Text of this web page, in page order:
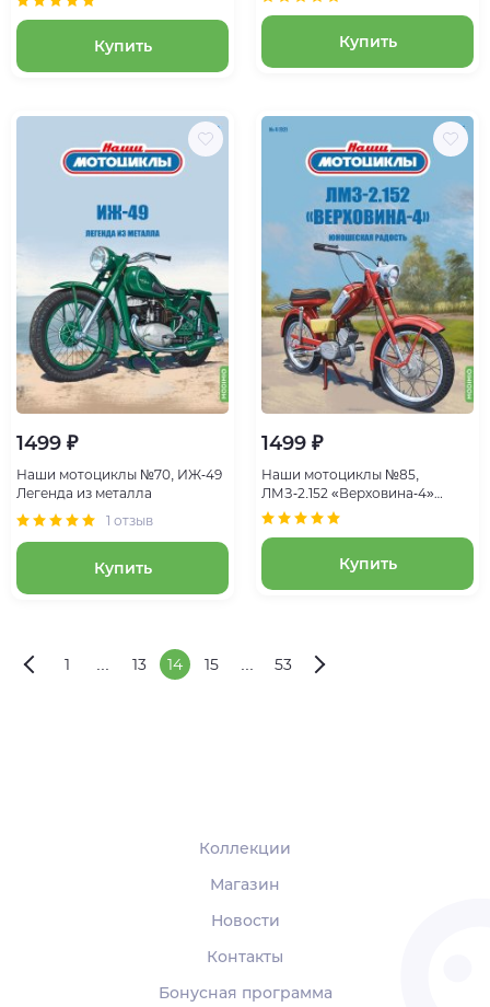
Купить Купить
1499 ₽
Наши мотоциклы №70, ИЖ-49
Легенда из металла
1 отзыв
Купить
1499 ₽
Наши мотоциклы №85,
ЛМЗ-2.152 «Верховина-4»
Юношеская радость
Купить
1 ... 13 14 15 ... 53
Коллекции
Магазин
Новости
Контакты
Бонусная программа